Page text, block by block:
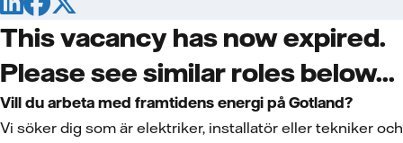
This vacancy has now expired.
Please see similar roles below...
Vill du arbeta med framtidens energi på Gotland?
Vi söker dig som är elektriker, installatör eller tekniker och